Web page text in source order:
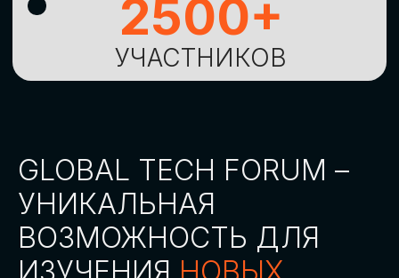
ОСТАВИТЬ
ЗАЯВКУ
СКАЧАТЬ ПРОГРАММУ
СТАТЬ СПИКЕРОМ
Оставьте заявку, наши менеджеры